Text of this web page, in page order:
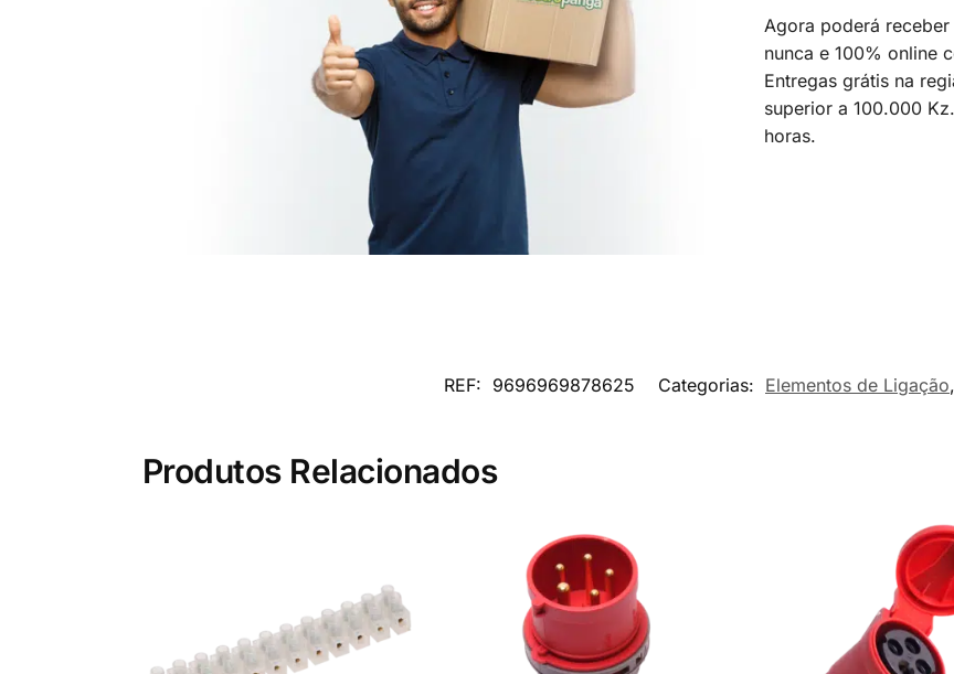
Agora poderá
nunca e 100% online
Entregas grátis na
superior a 100.000
horas.
REF: 9696969878625 Categorias: Elementos de Ligação,
Produtos Relacionados